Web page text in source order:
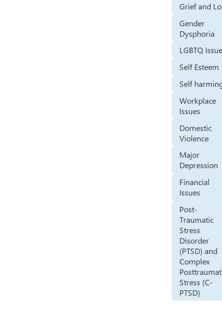
Grief and
Gender
Dysphoria
LGBTQ
Self Esteem
Self
Workplace
Issues
Domestic
Violence
Major
Depression
Financial
Issues
Post-
Traumatic
Stress
Disorder
(PTSD) and
Complex
Stress (C-
PTSD)